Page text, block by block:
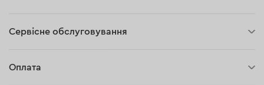
Сервісне обслуговування
Оплата